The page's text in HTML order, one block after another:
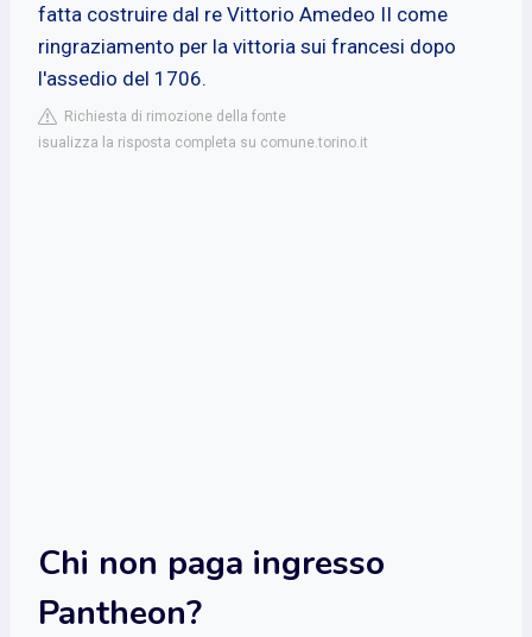
fatta costruire dal re Vittorio Amedeo II come
ringraziamento per la vittoria sui francesi dopo
l'assedio del 1706.
Richiesta di rimozione della fonte
isualizza la risposta completa su comune.torino.it
Chi non paga ingresso
Pantheon?